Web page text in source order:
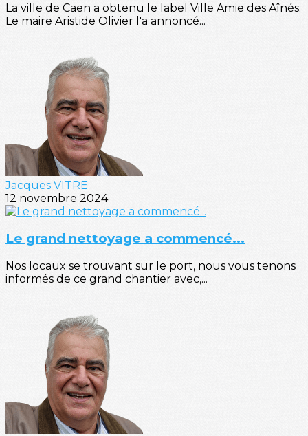
La ville de Caen a obtenu le label Ville Amie des Aînés.
Le maire Aristide Olivier l'a annoncé...
Jacques VITRE
12 novembre 2024
Le grand nettoyage a commencé...
Nos locaux se trouvant sur le port, nous vous tenons
informés de ce grand chantier avec,...